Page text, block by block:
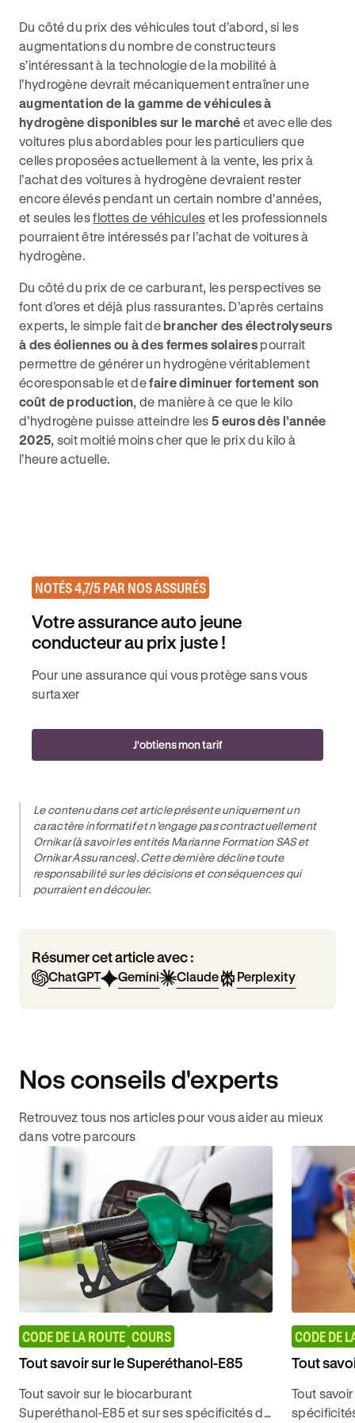
Du côté du prix des véhicules tout d’abord, si les
augmentations du nombre de constructeurs
s’intéressant à la technologie de la mobilité à
l’hydrogène devrait mécaniquement entraîner une
augmentation de la gamme de véhicules à
hydrogène disponibles sur le marché et avec elle des
voitures plus abordables pour les particuliers que
celles proposées actuellement à la vente, les prix à
l’achat des voitures à hydrogène devraient rester
encore élevés pendant un certain nombre d'années,
et seules lesflottes de véhicules et les professionnels
pourraient être intéressés par l’achat de voitures à
hydrogène.
Du côté du prix de ce carburant, les perspectives se
font d’ores et déjà plus rassurantes. D’après certains
experts, le simple fait debrancher des électrolyseurs
à des éoliennes ou à des fermes solaires pourrait
permettre de générer un hydrogène véritablement
écoresponsable et defaire diminuer fortement son
coût de production, de manière à ce que le kilo
d’hydrogène puisse atteindre les 5 euros dès l’année
2025, soit moitié moins cher que le prix du kilo à
l’heure actuelle.
NOTÉS 4,7/5 PAR NOS ASSURÉS
Votre assurance auto jeune
conducteur au prix juste !
Pour une assurance qui vous protège sans vous
surtaxer
J'obtiens mon tarif
Le contenu dans cet article présente uniquement un
caractère informatif et n’engage pas contractuellement
Ornikar (à savoir les entités Marianne Formation SAS et
Ornikar Assurances). Cette dernière décline toute
responsabilité sur les décisions et conséquences qui
pourraient en découler.
Résumer cet article avec :
ChatGPT Gemini Claude Perplexity
Nos conseils d'experts
Retrouvez tous nos articles pour vous aider au mieux
dans votre parcours
CODE DE LA ROUTE COURS
Tout savoir sur le Superéthanol-E85
Tout savoir sur le biocarburant
Superéthanol-E85 et sur ses spécificités de
CODE DE
Tout
Tout